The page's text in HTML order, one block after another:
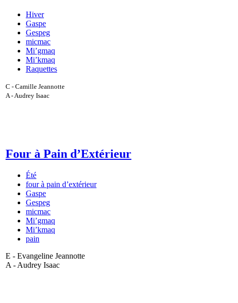
Hiver
Gaspe
Gespeg
micmac
Mi’gmaq
Mi’kmaq
Raquettes
C - Camille Jeannotte
A - Audrey Isaac
Four à Pain d’Extérieur
Été
four à pain d’extérieur
Gaspe
Gespeg
micmac
Mi’gmaq
Mi’kmaq
pain
E - Evangeline Jeannotte
A - Audrey Isaac